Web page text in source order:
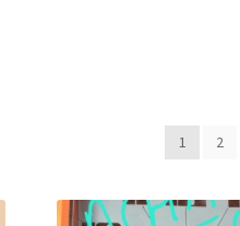
1 2